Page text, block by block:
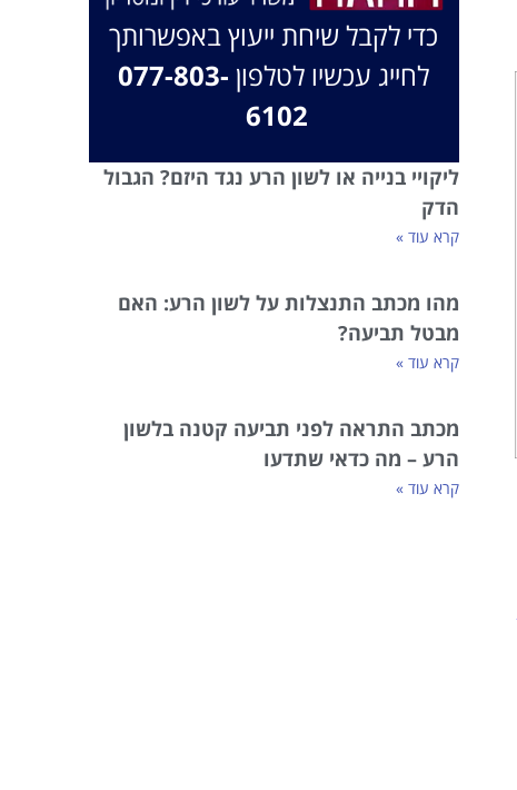
כדי לקבל שיחת ייעוץ באפשרותך
לחייג עכשיו לטלפון 077-803-
6102
ליקויי בנייה או לשון הרע נגד היזם? הגבול
הדק
קרא עוד »
מהו מכתב התנצלות על לשון הרע: האם
מבטל תביעה?
קרא עוד »
מכתב התראה לפני תביעה קטנה בלשון
הרע – מה כדאי שתדעו
קרא עוד »